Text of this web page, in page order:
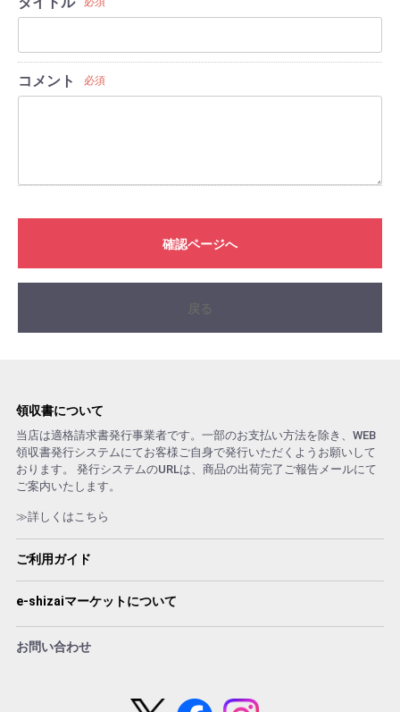
コメント 必須
確認ページへ
領収書について
当店は適格請求書発行事業者です。一部のお支払い方法を除き、WEB
領収書発行システムにてお客様ご自身で発行いただくようお願いして
おります。 発行システムのURLは、商品の出荷完了ご報告メールにて
ご案内いたします。
≫詳しくはこちら
ご利用ガイド
e-shizaiマーケットについて
お問い合わせ